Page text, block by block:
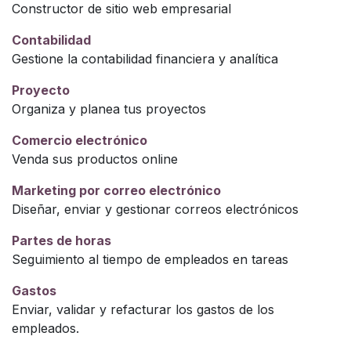
Constructor de sitio web empresarial
Contabilidad
Gestione la contabilidad financiera y analítica
Proyecto
Organiza y planea tus proyectos
Comercio electrónico
Venda sus productos online
Marketing por correo electrónico
Diseñar, enviar y gestionar correos electrónicos
Partes de horas
Seguimiento al tiempo de empleados en tareas
Gastos
Enviar, validar y refacturar los gastos de los
empleados.